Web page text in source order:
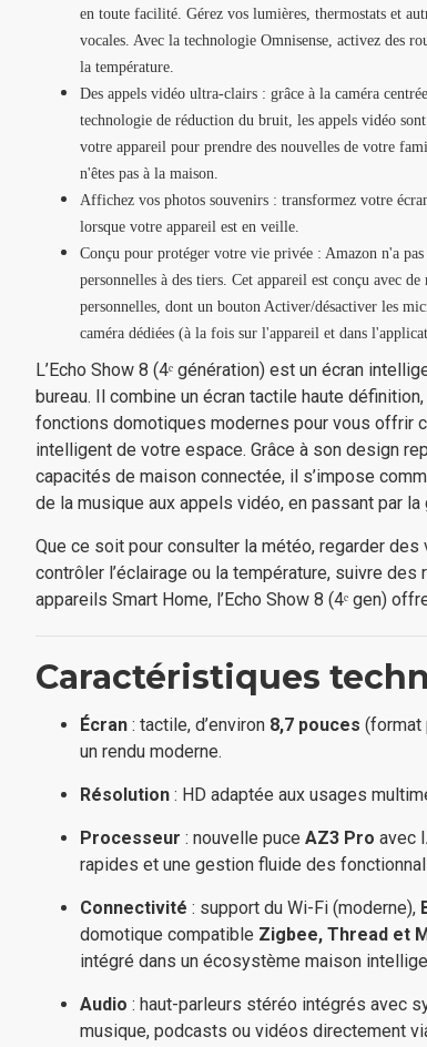
en toute facilité. Gérez vos lumières, thermostats et
vocales. Avec la technologie Omnisense, activez des
la température.
Des appels vidéo ultra-clairs : grâce à la caméra
technologie de réduction du bruit, les appels vidéo
votre appareil pour prendre des nouvelles de votre
n'êtes pas à la maison.
Affichez vos photos souvenirs : transformez votre
lorsque votre appareil est en veille.
Conçu pour protéger votre vie privée : Amazon n'a
personnelles à des tiers. Cet appareil est conçu avec
personnelles, dont un bouton Activer/désactiver les
caméra dédiées (à la fois sur l'appareil et dans
L’Echo Show 8 (4ᵉ génération) est un écran
bureau. Il combine un écran tactile haute
fonctions domotiques modernes pour vous offrir
intelligent de votre espace. Grâce à son design
capacités de maison connectée, il s’impose
de la musique aux appels vidéo, en passant par
Que ce soit pour consulter la météo, regarder
contrôler l’éclairage ou la température, suivre
appareils Smart Home, l’Echo Show 8 (4ᵉ gen)
Caractéristiques
Écran : tactile, d’environ 8,7 pouces (format
un rendu moderne.
Résolution : HD adaptée aux usages
Processeur : nouvelle puce AZ3 Pro avec
rapides et une gestion fluide des
Connectivité : support du Wi-Fi (moderne),
domotique compatible Zigbee, Thread et
intégré dans un écosystème maison
Audio : haut-parleurs stéréo intégrés avec
musique, podcasts ou vidéos directement